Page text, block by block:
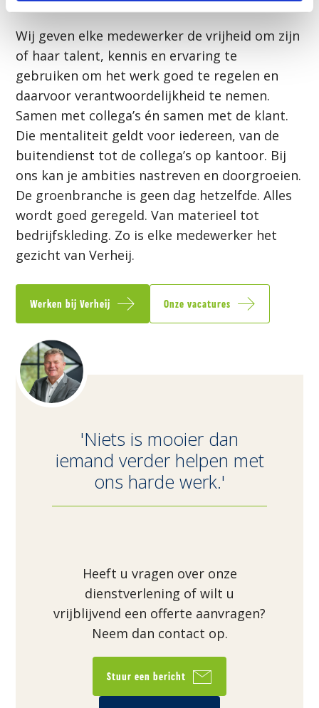
Wij geven elke medewerker de vrijheid om zijn
of haar talent, kennis en ervaring te
gebruiken om het werk goed te regelen en
daarvoor verantwoordelijkheid te nemen.
Samen met collega’s én samen met de klant.
Die mentaliteit geldt voor iedereen, van de
buitendienst tot de collega’s op kantoor. Bij
ons kan je ambities nastreven en doorgroeien.
De groenbranche is geen dag hetzelfde. Alles
wordt goed geregeld. Van materieel tot
bedrijfskleding. Zo is elke medewerker het
gezicht van Verheij.
Werken bij Verheij Onze vacatures
'Niets is mooier dan
iemand verder helpen met
ons harde werk.'
Heeft u vragen over onze
dienstverlening of wilt u
vrijblijvend een offerte aanvragen?
Neem dan contact op.
Stuur een bericht